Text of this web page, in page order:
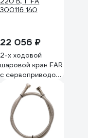
22 056 ₽
2-х ходовой
шаровой кран FAR
с сервоприводом
220 В, 1" FA
300116 140